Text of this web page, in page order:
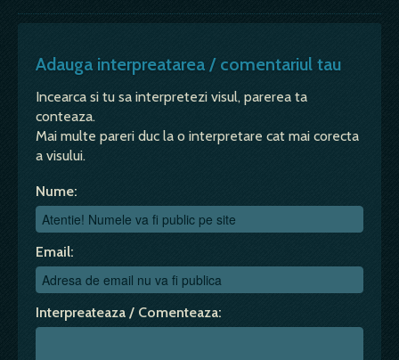
Adauga interpreatarea / comentariul tau
Incearca si tu sa interpretezi visul, parerea ta
conteaza.
Mai multe pareri duc la o interpretare cat mai corecta
a visului.
Nume:
Email:
Interpreateaza / Comenteaza: